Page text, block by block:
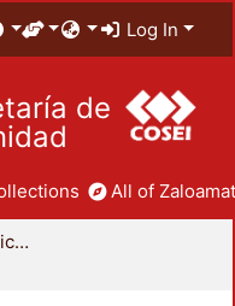
Log In
de
All of
División de Ciencias Básicas e Ingeniería